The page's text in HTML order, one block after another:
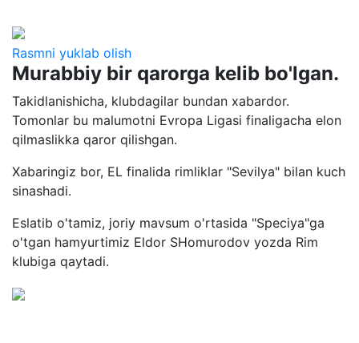
Rasmni yuklab olish
Murabbiy bir qarorga kelib bo'lgan.
Takidlanishicha, klubdagilar bundan xabardor.
Tomonlar bu malumotni Evropa Ligasi finaligacha elon
qilmaslikka qaror qilishgan.
Xabaringiz bor, EL finalida rimliklar "Sevilya" bilan kuch
sinashadi.
Eslatib o'tamiz, joriy mavsum o'rtasida "Speciya"ga
o'tgan hamyurtimiz Eldor SHomurodov yozda Rim
klubiga qaytadi.